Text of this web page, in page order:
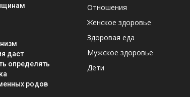
даст
определять
родов
Отношения
Женское здоровье
Здоровая еда
Мужское здоровье
Дети